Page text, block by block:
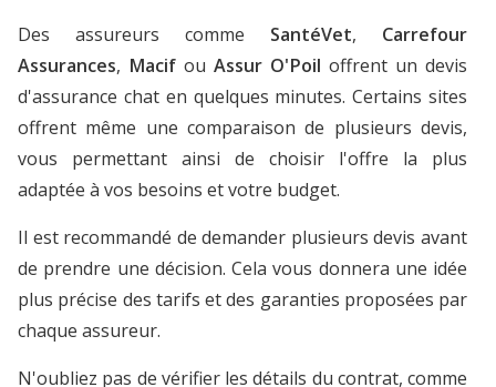
Des assureurs comme SantéVet, Carrefour
Assurances, Macif ou Assur O'Poil offrent un devis
d'assurance chat en quelques minutes. Certains sites
offrent même une comparaison de plusieurs devis,
vous permettant ainsi de choisir l'offre la plus
adaptée à vos besoins et votre budget.
Il est recommandé de demander plusieurs devis avant
de prendre une décision. Cela vous donnera une idée
plus précise des tarifs et des garanties proposées par
chaque assureur.
N'oubliez pas de vérifier les détails du contrat, comme